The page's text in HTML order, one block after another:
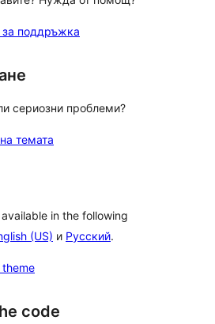
поддръжка
сериозни проблеми?
темата
in the following
(US) и Русский.
theme
code